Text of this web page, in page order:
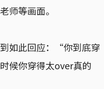
师等画面。
如此回应：“你到底穿
候你穿得太over真的